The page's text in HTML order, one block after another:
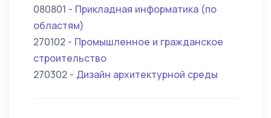
080801 - Прикладная информатика (по
областям)
270102 - Промышленное и гражданское
строительство
270302 - Дизайн архитектурной среды